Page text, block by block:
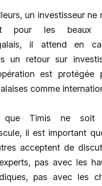
un investisseur ne
pour les beaux
il attend en
un retour sur
est protégée
comme
que Timis ne soit
il est important
acceptent de
pas avec les
pas avec les